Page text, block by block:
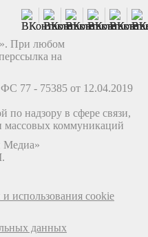
При любом
на
77 - 75385 от 12.04.2019
надзору в сфере связи,
коммуникаций
Медиа»
использования cookie
данных